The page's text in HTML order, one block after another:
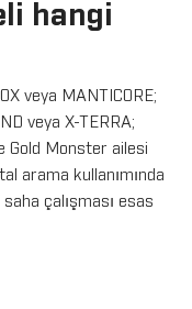
hangi
veya MANTICORE;
veya X-TERRA;
Gold Monster ailesi
arama kullanımında
çalışması esas